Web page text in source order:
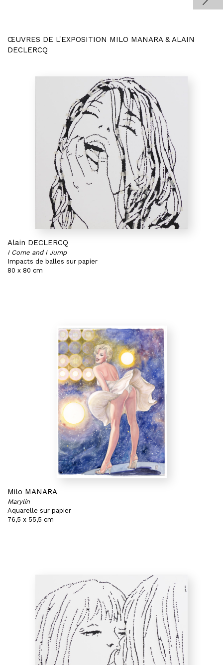
ŒUVRES DE L'EXPOSITION MILO MANARA & ALAIN
DECLERCQ
Alain DECLERCQ
I Come and I Jump
Impacts de balles sur papier
80 x 80 cm
Milo MANARA
Marylin
Aquarelle sur papier
76,5 x 55,5 cm